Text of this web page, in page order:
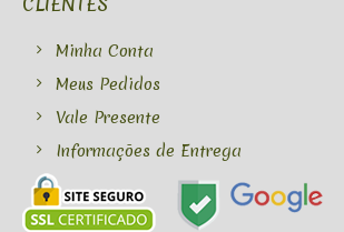
Minha Conta
Meus Pedidos
Vale Presente
Informações de Entrega